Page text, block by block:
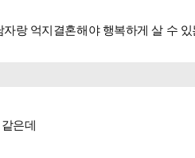
랑 억지결혼해야 행복하게 살 수
은데